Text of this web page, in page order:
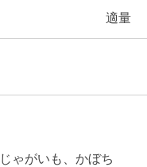
適量
ゃがいも、かぼち